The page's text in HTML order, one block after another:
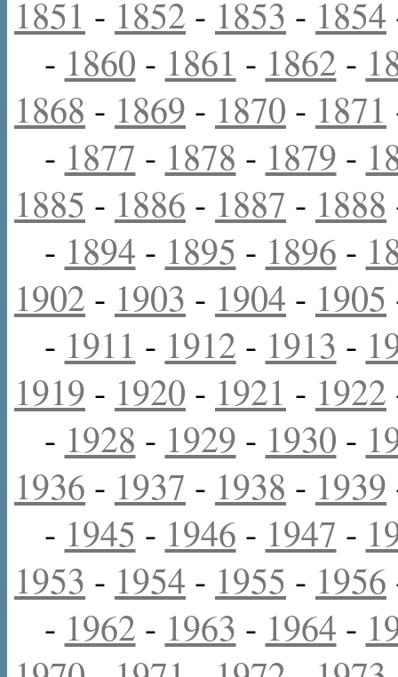
1851 - 1852 - 1853 - 1854
- 1860 - 1861 - 1862 -
1868 - 1869 - 1870 - 1871
- 1877 - 1878 - 1879 -
1885 - 1886 - 1887 - 1888
- 1894 - 1895 - 1896 -
1902 - 1903 - 1904 - 1905
- 1911 - 1912 - 1913 -
1919 - 1920 - 1921 - 1922
- 1928 - 1929 - 1930 -
1936 - 1937 - 1938 - 1939
- 1945 - 1946 - 1947 -
1953 - 1954 - 1955 - 1956
- 1962 - 1963 - 1964 -